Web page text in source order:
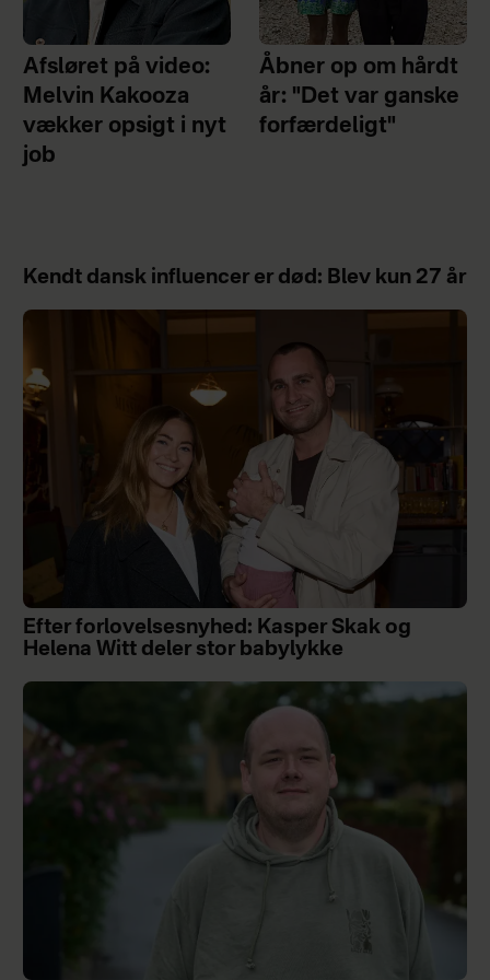
Afsløret på video:
Melvin Kakooza
vækker opsigt i nyt
job
Åbner op om hårdt
år: "Det var ganske
forfærdeligt"
Kendt dansk influencer er død: Blev kun 27 år
Efter forlovelsesnyhed: Kasper Skak og
Helena Witt deler stor babylykke